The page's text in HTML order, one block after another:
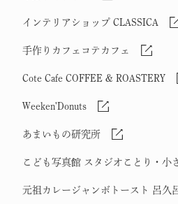
インテリアショップ CLASSICA
手作りカフェコテカフェ
Cote Cafe COFFEE & ROASTERY
Weeken'Donuts
あまいもの研究所
こども写真館 スタジオことり・小
元祖カレージャンボトースト 呂久